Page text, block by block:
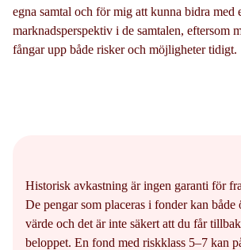
egna samtal och för mig att kunna bidra med
marknadsperspektiv i de samtalen, eftersom
fångar upp både risker och möjligheter tidigt.
Historisk avkastning är ingen garanti för
De pengar som placeras i fonder kan både
värde och det är inte säkert att du får
beloppet. En fond med riskklass 5–7 kan